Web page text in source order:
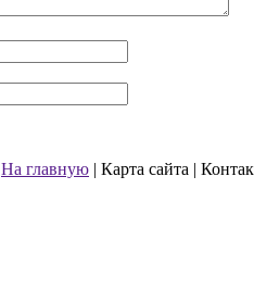
На главную | Карта сайта |